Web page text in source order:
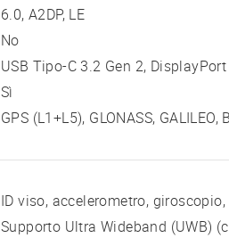
6.0, A2DP, LE
No
USB Tipo-C 3.2 Gen 2, DisplayPort
Sì
GPS (L1+L5), GLONASS, GALILEO,
ID viso, accelerometro,
Supporto Ultra Wideband (UWB)